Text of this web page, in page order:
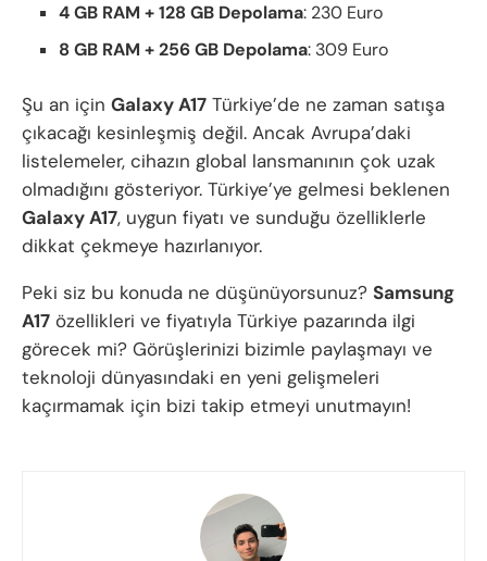
4 GB RAM + 128 GB Depolama: 230 Euro
8 GB RAM + 256 GB Depolama: 309 Euro
Şu an için Galaxy A17 Türkiye’de ne zaman satışa
çıkacağı kesinleşmiş değil. Ancak Avrupa’daki
listelemeler, cihazın global lansmanının çok uzak
olmadığını gösteriyor. Türkiye’ye gelmesi beklenen
Galaxy A17, uygun fiyatı ve sunduğu özelliklerle
dikkat çekmeye hazırlanıyor.
Peki siz bu konuda ne düşünüyorsunuz? Samsung
A17 özellikleri ve fiyatıyla Türkiye pazarında ilgi
görecek mi? Görüşlerinizi bizimle paylaşmayı ve
teknoloji dünyasındaki en yeni gelişmeleri
kaçırmamak için bizi takip etmeyi unutmayın!